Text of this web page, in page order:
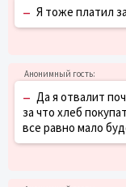
– Я тоже платил
– Да я отвалит
за что хлеб
все равно мало